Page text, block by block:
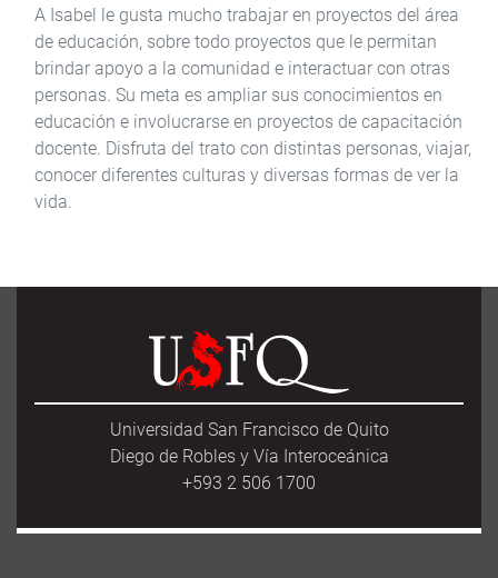
A Isabel le gusta mucho trabajar en proyectos del área
de educación, sobre todo proyectos que le permitan
brindar apoyo a la comunidad e interactuar con otras
personas. Su meta es ampliar sus conocimientos en
educación e involucrarse en proyectos de capacitación
docente. Disfruta del trato con distintas personas, viajar,
conocer diferentes culturas y diversas formas de ver la
vida.
Universidad San Francisco de Quito
Diego de Robles y Vía Interoceánica
+593 2 506 1700